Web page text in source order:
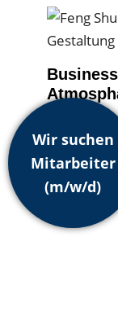
Moderne
denen sich
Methode
der Räume
Wir suchen
Mitarbeiter
(m/w/d)